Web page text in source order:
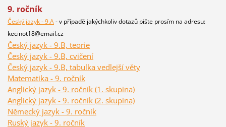
9. ročník
Český jazyk - 9.A- v případě jakýchkoliv dotazů pište prosím na adresu:
kecinot18@email.cz
Český jazyk - 9.B, teorie
Český jazyk - 9.B, cvičení
Český jazyk - 9.B, tabulka vedlejší věty
Matematika - 9. ročník
Anglický jazyk - 9. ročník (1. skupina)
Anglický jazyk - 9. ročník (2. skupina)
Německý jazyk - 9. ročník
Ruský jazyk - 9. ročník